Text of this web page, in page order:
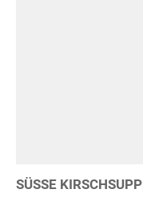
SÜSSE KIRSCHSUPPE